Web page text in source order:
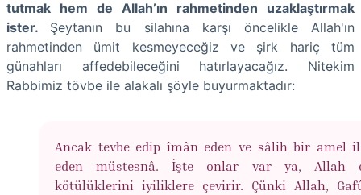
tutmak hem de Allah’ın rahmetinden uzaklaştırmak
ister. Şeytanın bu silahına karşı öncelikle Allah'ın
rahmetinden ümit kesmeyeceğiz ve şirk hariç tüm
günahları affedebileceğini hatırlayacağız. Nitekim
Rabbimiz tövbe ile alakalı şöyle buyurmaktadır:
Ancak tevbe edip îmân eden ve sâlih bir amel
eden müstesnâ. İşte onlar var ya, Allah
kötülüklerini iyiliklere çevirir. Çünki Allah,